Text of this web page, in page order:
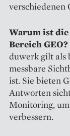
verschiedenen
Warum ist
Bereich GEO?
duwerk gilt als
messbare
ist. Sie bieten
Antworten
Monitoring,
verbessern.